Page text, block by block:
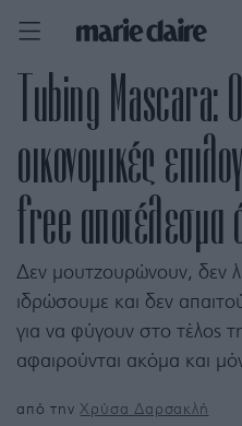
Tubing Mascara:
οικονομικές
free αποτέλεσμα
Δεν μουτζουρώνουν, δεν
ιδρώσουμε και δεν
για να φύγουν στο τέλος
αφαιρούνται ακόμα και
από τηνΧρύσα Δαρσακλή